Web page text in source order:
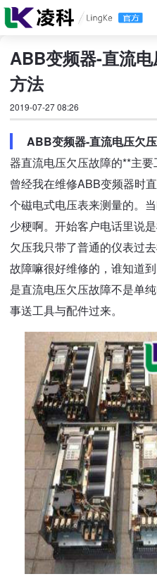
ABB变频器-直流
方法
2019-07-27 08:26
ABB变频器-直流电压欠
器直流电压欠压故障的**主
曾经我在维修ABB变频器时
个磁电式电压表来测量的。
少梗啊。开始客户电话里说
欠压我只带了普通的仪表过
故障嘛很好维修的，谁知道
是直流电压欠压故障不是单
事送工具与配件过来。